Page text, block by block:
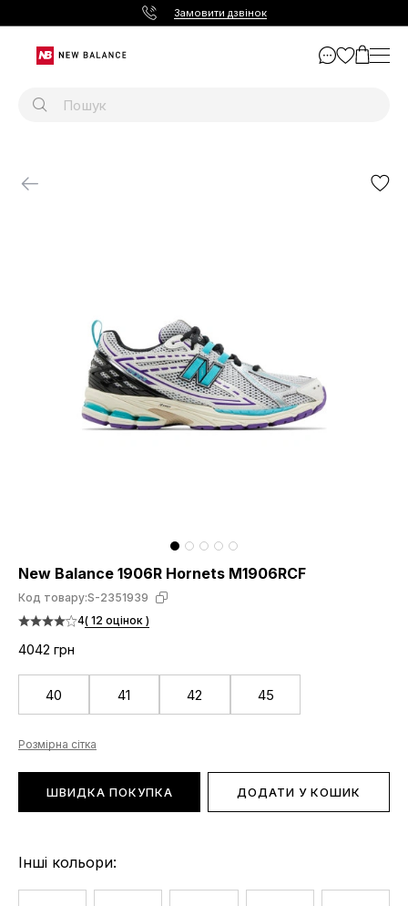
Замовити дзвінок
New Balance 1906R Hornets M1906RCF
Код товару:S-2351939
4( 12 оцінок )
4042 грн
40 41 42 45
Розмірна сітка
ШВИДКА ПОКУПКА ДОДАТИ У КОШИК
Інші кольори: